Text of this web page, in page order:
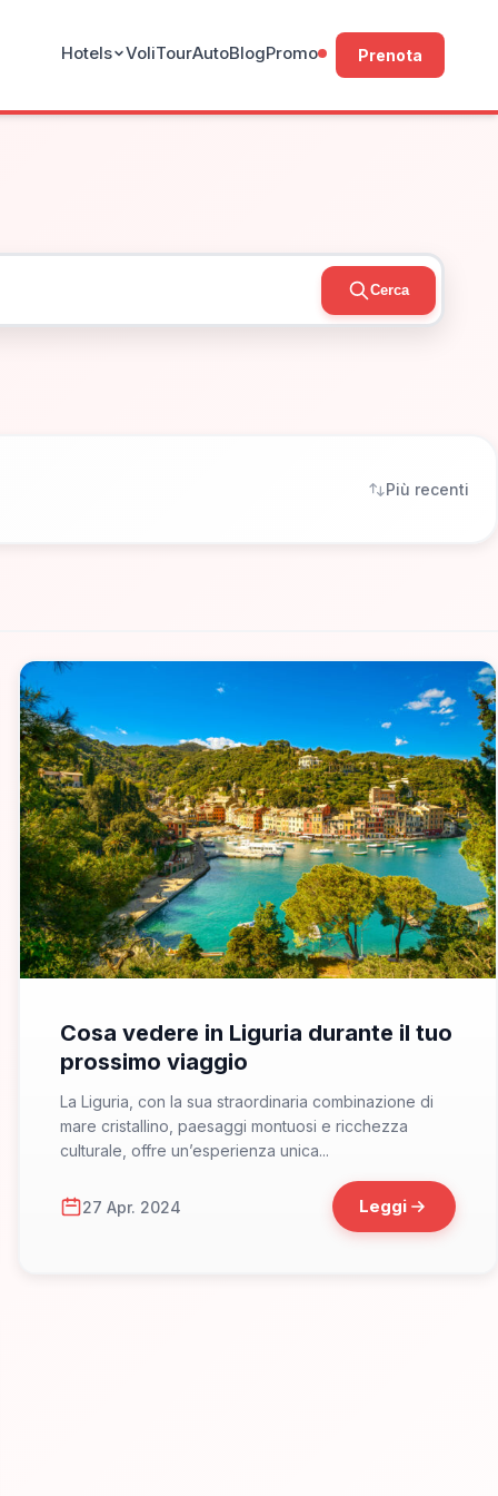
Hotels VoliTourAutoBlogPromo Prenota
Cerca
Più recenti
Cosa vedere in Liguria durante il tuo
prossimo viaggio
La Liguria, con la sua straordinaria combinazione di
mare cristallino, paesaggi montuosi e ricchezza
culturale, offre un’esperienza unica...
27 Apr. 2024 Leggi